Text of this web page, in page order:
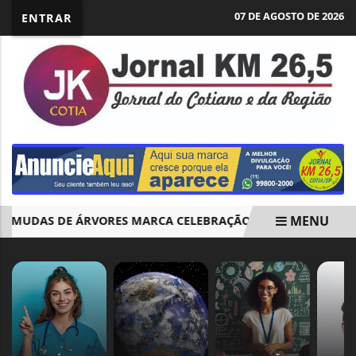
ENTRAR 07 DE AGOSTO DE 2026
DE ÁRVORES MARCA CELEBRAÇÃO DOS 170 ANOS DE
MENU